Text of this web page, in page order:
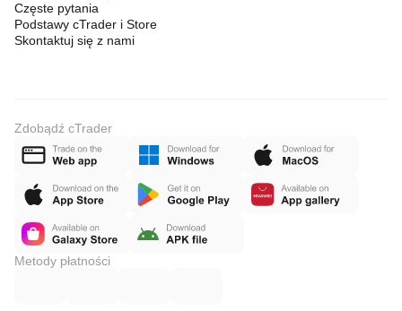
Częste pytania
Podstawy cTrader i Store
Skontaktuj się z nami
Zdobądź cTrader
Metody płatności